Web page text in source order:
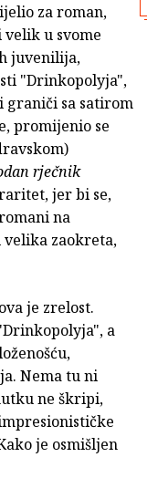
za roman,
u svome
juvenilija,
"Drinkopolyja",
graniči sa satirom
promijenio se
rječnik
jer bi se,
na
zaokreta,
je zrelost.
a
Nema tu ni
ne škripi,
je osmišljen